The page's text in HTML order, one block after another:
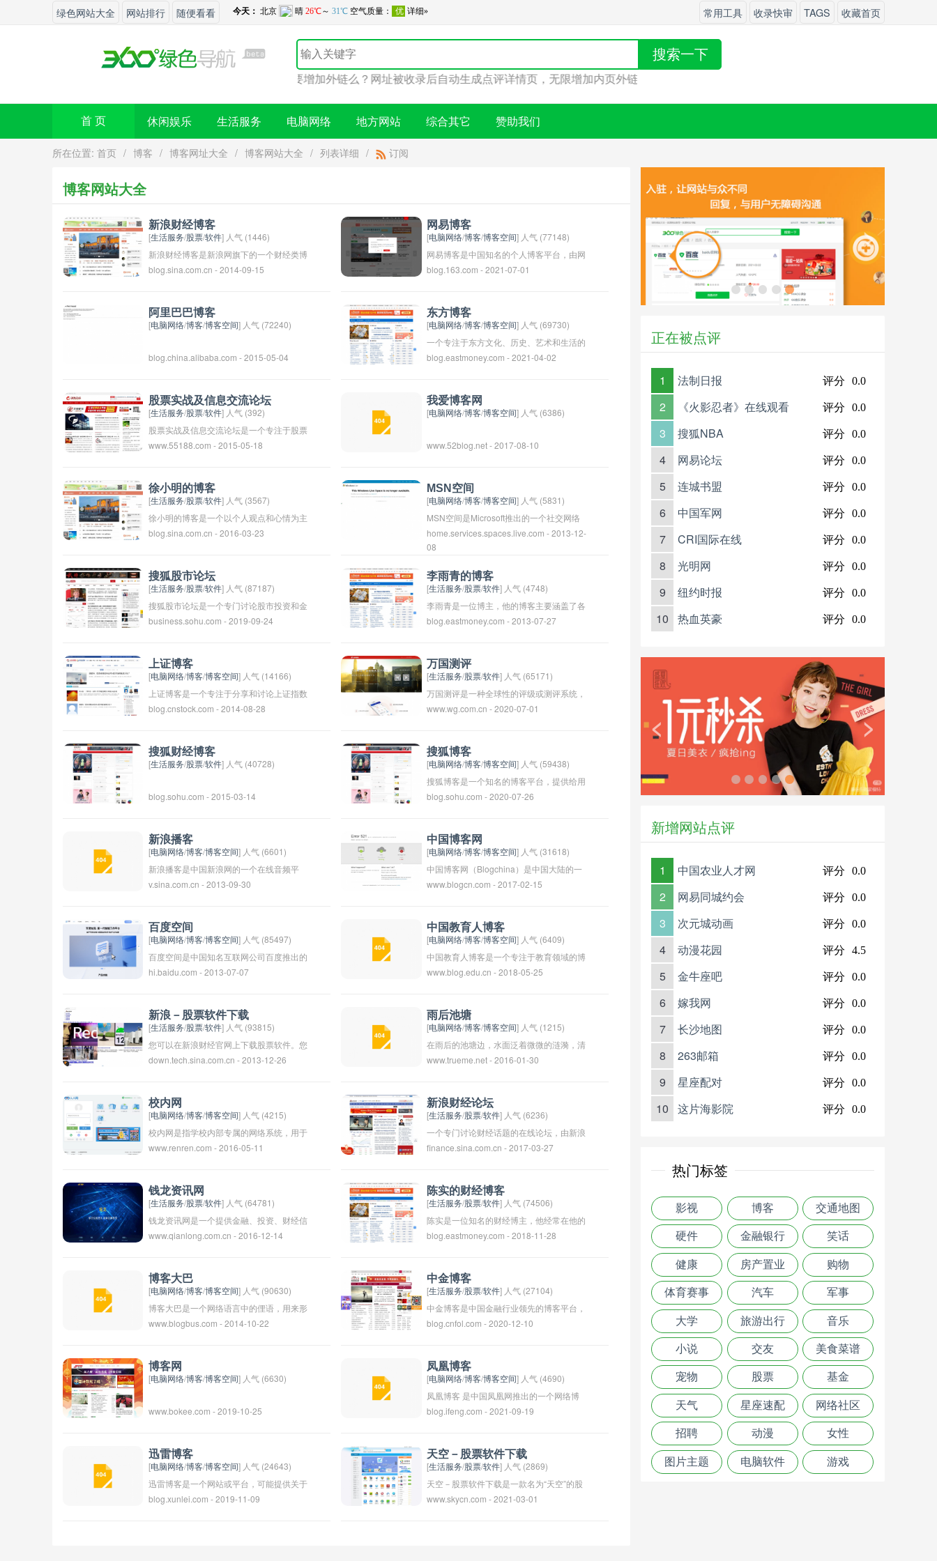
绿色网站大全 网站排行 随便看看 常用工具 收录快审 TAGS 收藏首页
搜索一下
您的网站想要增加外链么？网址被收录后自动生成点评详情页，无限增加内页外链！快来
首 页 休闲娱乐 生活服务 电脑网络 地方网站 综合其它 赞助我们
所在位置: 首页 / 博客 / 博客网址大全 / 博客网站大全 / 列表详细 / 订阅
博客网站大全
新浪财经博客
[生活服务/股票/软件] 人气 (1446)
新浪财经博客是新浪网旗下的一个财经类博
客平台，提供最新的财经资讯、市场分析、
多财经领域的专家和分析师分享他们的观点
和见解，帮助读者更好地理解和把握财经大
经方面的热点话题，以及参与讨论和交流。
了一个获取信息、学习知识、分享观点的在
线社区。
blog.sina.com.cn - 2014-09-15
网易博客
[电脑网络/博客/博客空间] 人气 (77148)
网易博客是中国知名的个人博客平台，由网
易公司推出。用户可以在网易博客上创建个
平台提供了多样的博客模板和工具，方便用
户进行博客编辑和管理。除此之外，网易博
客也是一个互联网社区，用户可以在平台上
互相交流、评论和互动。近年来，随着微
户数量逐渐减少，但仍有一批忠实用户在平
台上持续更新和维护自己的个人博客。
blog.163.com - 2021-07-01
阿里巴巴博客
[电脑网络/博客/博客空间] 人气 (72240)
blog.china.alibaba.com - 2015-05-04
东方博客
[电脑网络/博客/博客空间] 人气 (69730)
一个专注于东方文化、历史、艺术和生活的
博客网站。该博客涵盖了东方各个国家和地
国、印度等。通过文章、图片和视频等形
式，为读者呈现东方独特的魅力和风采。
blog.eastmoney.com - 2021-04-02
股票实战及信息交流论坛
[生活服务/股票/软件] 人气 (392)
股票实战及信息交流论坛是一个专注于股票
投资和交流的平台，欢迎投资者在这里分享
息，获取投资建议和策略。论坛上会有专业
人士和股市资深玩家分享他们的见解和经
验，为投资者提供指导和帮助。投资者可以
在这里进行实时的股票分析和讨论，共同探
水平和获取更多收益。
www.55188.com - 2015-05-18
我爱博客网
[电脑网络/博客/博客空间] 人气 (6386)
www.52blog.net - 2017-08-10
徐小明的博客
[生活服务/股票/软件] 人气 (3567)
徐小明的博客是一个以个人观点和心情为主
的个人博客，内容主要包括生活感悟、旅行
些经历和见解，与读者们一起探讨人生、情
感、职业等方面的话题。通过博客，徐小明
希望能够记录自己的成长历程，也希望能够
与更多的人分享交流，共同成长。欢迎大家
blog.sina.com.cn - 2016-03-23
MSN空间
[电脑网络/博客/博客空间] 人气 (5831)
MSN空间是Microsoft推出的一个社交网络
平台，用户可以在上面写日志、上传照片、
和其他好友互动。它在2004年推出，是当
时非常流行的社交网站之一。然而现在已经
不再活跃，很多用户已经转移到其他社交平
台上。
home.services.spaces.live.com - 2013-12-
08
搜狐股市论坛
[生活服务/股票/软件] 人气 (87187)
搜狐股市论坛是一个专门讨论股市投资和金
融话题的网络论坛。在这个论坛上，投资者
流投资经验，获取最新的财经资讯和市场动
态。论坛上也会有专家和分析师提供股市分
析和投资建议，帮助投资者更好地把握投资
机会和风险。通过参与搜狐股市论坛，投资
资水平。
business.sohu.com - 2019-09-24
李雨青的博客
[生活服务/股票/软件] 人气 (4748)
李雨青是一位博主，他的博客主要涵盖了各
种主题，包括旅行、美食、文学、电影等。
者，被认为是一位有思想、有趣味的博主。
他的博客内容丰富多彩，深受网友喜爱和关
注。
blog.eastmoney.com - 2013-07-27
上证博客
[电脑网络/博客/博客空间] 人气 (14166)
上证博客是一个专注于分享和讨论上证指数
（Shanghai Stock Exchange）相关信息和
析、投资策略、股市风险管理等内容，旨在
帮助投资者更好地了解股市动态并作出明智
blog.cnstock.com - 2014-08-28
万国测评
[生活服务/股票/软件] 人气 (65171)
万国测评是一种全球性的评级或测评系统，
用于评估不同国家、地区或组织的表现或水
展、教育水平、环境保护、社会福利等。通
过这种测评，人们可以比较不同国家或地区
在各方面的表现，为政策制定、合作决策或
其他目的提供参考依据。
www.wg.com.cn - 2020-07-01
搜狐财经博客
[生活服务/股票/软件] 人气 (40728)
blog.sohu.com - 2015-03-14
搜狐博客
[电脑网络/博客/博客空间] 人气 (59438)
搜狐博客是一个知名的博客平台，提供给用
户免费的博客空间，使用户可以自由表达观
博客上发布文字、图片、视频等内容，并与
其他用户互动交流。搜狐博客汇集了各种领
域的优秀博主，涵盖了各种话题，是广大网
民获取信息、交流观点的重要平台之一。
blog.sohu.com - 2020-07-26
新浪播客
[电脑网络/博客/博客空间] 人气 (6601)
新浪播客是中国新浪网的一个在线音频平
台，用户可以在上面听取各种主题的播客节
个平台为用户提供了一个便捷的方式来获取
丰富多样的声音内容，让用户可以随时随地
收听自己感兴趣的播客节目。
v.sina.com.cn - 2013-09-30
中国博客网
[电脑网络/博客/博客空间] 人气 (31618)
中国博客网（Blogchina）是中国大陆的一
个博客类网站，为用户提供博客搭建、内容
账号，创建自己的博客并发布个人文章、图
片、视频等多媒体内容。该网站也提供了社
交功能，用户可以关注、评论其他博主的文
章，进行交流互动。中国博客网成立于
前在中国大陆地区仍有一定用户基础。
www.blogcn.com - 2017-02-15
百度空间
[电脑网络/博客/博客空间] 人气 (85497)
百度空间是中国知名互联网公司百度推出的
一项社交网络服务，提供用户个人主页、日
百度空间中分享自己的生活、心情、作品等
内容，与好友互动交流，也可以关注公共账
号、参与话题讨论等。百度空间为用户打造
了一个个性化的网络空间，是一个展示个人
台。
hi.baidu.com - 2013-07-07
中国教育人博客
[电脑网络/博客/博客空间] 人气 (6409)
中国教育人博客是一个专注于教育领域的博
客网站，旨在分享教育理念、教学经验、教
提供学习交流的平台。该博客涵盖了教育的
各个方面，包括学前教育、基础教育、高等
教育等内容，旨在促进教育行业的发展和进
步。通过分享教育资源和经验，中国教育人
并推动教育改革的不断深化。
www.blog.edu.cn - 2018-05-25
新浪－股票软件下载
[生活服务/股票/软件] 人气 (93815)
您可以在新浪财经官网上下载股票软件。您
可以通过在搜索引擎中输入“新浪财经股票
浪财经提供了多种股票软件，包括手机App
和PC端软件，方便用户实时查看股市行情
和进行交易。希望这个信息对您有所帮助。
down.tech.sina.com.cn - 2013-12-26
雨后池塘
[电脑网络/博客/博客空间] 人气 (1215)
在雨后的池塘边，水面泛着微微的涟漪，清
新的空气中弥漫着土壤和湿润的气息。青青
跳舞。池塘里的青蛙在欢快地歌唱，似乎在
庆祝雨后终于来临。远处的蓝天上还残留着
几朵浮云，一切都显得那么宁静和美丽。这
片雨后的池塘，是大自然的馈赠，是生命的
受大自然的馈赠，沉浸在这片宁静美丽的雨
后池塘中吧。
www.trueme.net - 2016-01-30
校内网
[电脑网络/博客/博客空间] 人气 (4215)
校内网是指学校内部专属的网络系统，用于
学校内部师生之间的信息交流和资源分享。
系统、信息发布平台等，也可以提供学生教
育资源、课程信息、成绩查询等服务。校内
网的建设可以帮助学校更好地管理信息、促
进师生之间的交流和互动，提高学校内部的
www.renren.com - 2016-05-11
新浪财经论坛
[生活服务/股票/软件] 人气 (6236)
一个专门讨论财经话题的在线论坛，由新浪
网站主办。用户可以在论坛上发布财经新
他网友交流讨论。新浪财经论坛为投资者和
财经领域的人士提供了一个交流平台，帮助
他们了解市场动态，分享经验和观点。论坛
还设有各种财经板块和主题讨论区，用户可
finance.sina.com.cn - 2017-03-27
钱龙资讯网
[生活服务/股票/软件] 人气 (64781)
钱龙资讯网是一个提供金融、投资、财经信
息的网站。它可能提供股市行情、财经新
了解金融市场动态，为投资决策提供参考。
请注意，此为猜测，具体信息需要进一步确
认。
www.qianlong.com.cn - 2016-12-14
陈实的财经博客
[生活服务/股票/软件] 人气 (74506)
陈实是一位知名的财经博主，他经常在他的
博客上分享与投资、理财、股市等相关的经
到广大读者的喜爱和追捧。如果你对财经领
域感兴趣，不妨关注陈实的财经博客，相信
会有很多有益的知识和信息等着你。
blog.eastmoney.com - 2018-11-28
博客大巴
[电脑网络/博客/博客空间] 人气 (90630)
博客大巴是一个网络语言中的俚语，用来形
容在网络上频繁发表博客或文章的人。这个
味着像大巴士一样频繁穿梭于网络之间发表
自己的观点和文章。通常用来形容某人在网
文章内容。
www.blogbus.com - 2014-10-22
中金博客
[生活服务/股票/软件] 人气 (27104)
中金博客是中国金融行业领先的博客平台，
汇集了众多金融领域的专家和学者，提供有
最新资讯和观点。用户可以在中金博客上阅
读专业分析和观点，了解行业动态，为自己
的投资决策提供参考。中金博客是一个重要
的金融信息交流平台，深受投资者和金融从
blog.cnfol.com - 2020-12-10
博客网
[电脑网络/博客/博客空间] 人气 (6630)
www.bokee.com - 2019-10-25
凤凰博客
[电脑网络/博客/博客空间] 人气 (4690)
凤凰博客 是中国凤凰网推出的一个网络博
客平台，提供各种领域的博客文章，包括时
容。用户可以在平台上发布自己的博客文
章、评论和互动交流。凤凰博客致力于打造
一个开放、多元、互动的网络社区，为用户
提供优质的内容和交流平台。
blog.ifeng.com - 2021-09-19
迅雷博客
[电脑网络/博客/博客空间] 人气 (24643)
迅雷博客是一个网站或平台，可能提供关于
技术、科技、互联网等方面的新闻、文章和
blog.xunlei.com - 2019-11-09
天空－股票软件下载
[生活服务/股票/软件] 人气 (2869)
天空－股票软件下载是一款名为“天空”的股
票软件，用户可以通过该软件了解股票行
www.skycn.com - 2021-03-01
< >
正在被点评
1 法制日报 评分 0.0
2 《火影忍者》在线观看 评分 0.0
3 搜狐NBA 评分 0.0
4 网易论坛 评分 0.0
5 连城书盟 评分 0.0
6 中国军网 评分 0.0
7 CRI国际在线 评分 0.0
8 光明网 评分 0.0
9 纽约时报 评分 0.0
10 热血英豪 评分 0.0
< >
新增网站点评
1 中国农业人才网 评分 0.0
2 网易同城约会 评分 0.0
3 次元城动画 评分 0.0
4 动漫花园 评分 4.5
5 金牛座吧 评分 0.0
6 嫁我网 评分 0.0
7 长沙地图 评分 0.0
8 263邮箱 评分 0.0
9 星座配对 评分 0.0
10 这片海影院 评分 0.0
热门标签
影视 博客 交通地图
硬件 金融银行 笑话
健康 房产置业 购物
体育赛事 汽车 军事
大学 旅游出行 音乐
小说 交友 美食菜谱
宠物 股票 基金
天气 星座速配 网络社区
招聘 动漫 女性
图片主题 电脑软件 游戏